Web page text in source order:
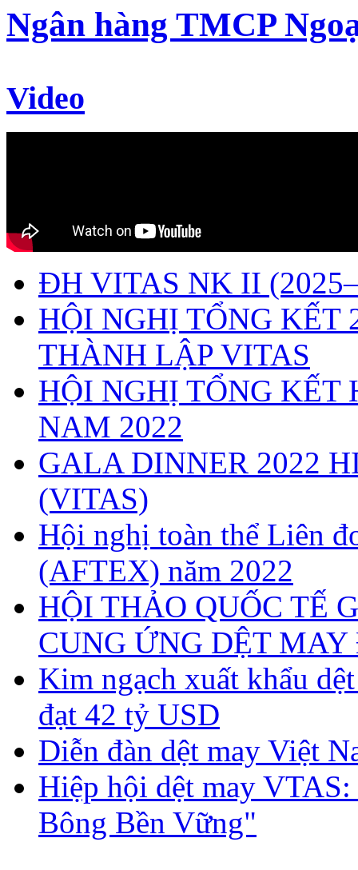
Ngân hàng TMCP
Video
ĐH VITAS NK II
HỘI NGHỊ TỔNG
THÀNH LẬP VITAS
HỘI NGHỊ TỔNG KẾT
NAM 2022
GALA DINNER 2022
(VITAS)
Hội nghị toàn thể Liên
(AFTEX) năm 2022
HỘI THẢO QUỐC TẾ
CUNG ỨNG DỆT
Kim ngạch xuất khẩu
đạt 42 tỷ USD
Diễn đàn dệt may Việt
Hiệp hội dệt may
Bông Bền Vững"